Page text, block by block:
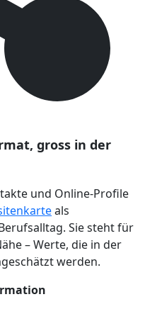
gross in der
und Online-Profile
als
Sie steht für
– Werte, die in der
werden.